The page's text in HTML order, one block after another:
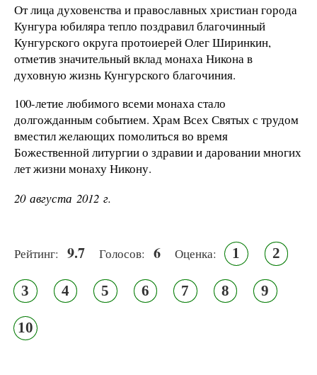
От лица духовенства и православных христиан города
Кунгура юбиляра тепло поздравил благочинный
Кунгурского округа протоиерей Олег Ширинкин,
отметив значительный вклад монаха Никона в
духовную жизнь Кунгурского благочиния.
100-летие любимого всеми монаха стало
долгожданным событием. Храм Всех Святых с трудом
вместил желающих помолиться во время
Божественной литургии о здравии и даровании многих
лет жизни монаху Никону.
20 августа 2012 г.
Рейтинг: 9.7 Голосов: 6 Оценка: 1 2
3 4 5 6 7 8 9
10